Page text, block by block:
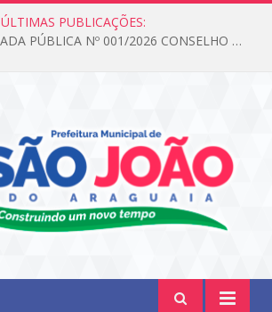
ÚLTIMAS PUBLICAÇÕES:
EDITAL DE CHAMADA PÚBLICA Nº 001/2026 CONSELHO DOS DIREITOS DA CRIANÇA E DO ADOLESCENTE